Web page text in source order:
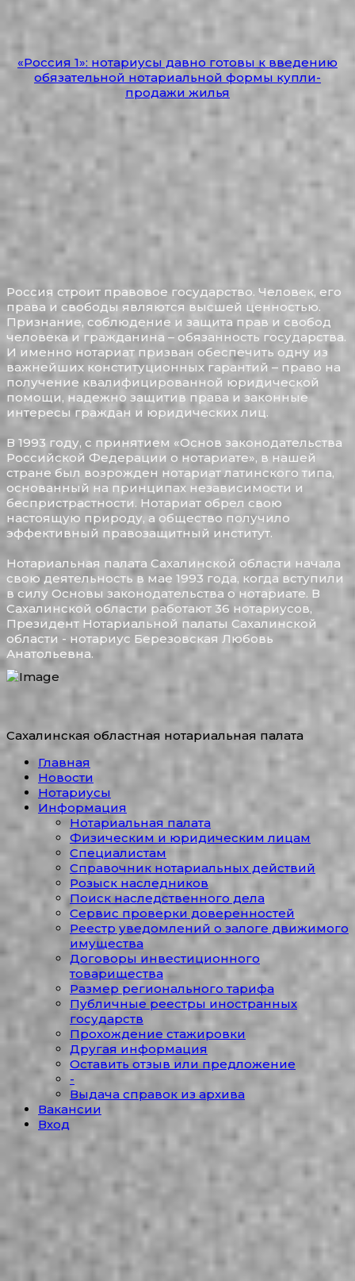
«Россия 1»: нотариусы давно готовы к введению
обязательной нотариальной формы купли-
продажи жилья
Россия строит правовое государство. Человек, его
права и свободы являются высшей ценностью.
Признание, соблюдение и защита прав и свобод
человека и гражданина – обязанность государства.
И именно нотариат призван обеспечить одну из
важнейших конституционных гарантий – право на
получение квалифицированной юридической
помощи, надежно защитив права и законные
интересы граждан и юридических лиц.
В 1993 году, с принятием «Основ законодательства
Российской Федерации о нотариате», в нашей
стране был возрожден нотариат латинского типа,
основанный на принципах независимости и
беспристрастности. Нотариат обрел свою
настоящую природу, а общество получило
эффективный правозащитный институт.
Нотариальная палата Сахалинской области начала
свою деятельность в мае 1993 года, когда вступили
в силу Основы законодательства о нотариате. В
Сахалинской области работают 36 нотариусов,
Президент Нотариальной палаты Сахалинской
области - нотариус Березовская Любовь
Анатольевна.
Сахалинская областная нотариальная палата
Главная
Новости
Нотариусы
Информация
Нотариальная палата
Физическим и юридическим лицам
Специалистам
Справочник нотариальных действий
Розыск наследников
Поиск наследственного дела
Сервис проверки доверенностей
Реестр уведомлений о залоге движимого
имущества
Договоры инвестиционного
товарищества
Размер регионального тарифа
Публичные реестры иностранных
государств
Прохождение стажировки
Другая информация
Оставить отзыв или предложение
-
Выдача справок из архива
Вакансии
Вход